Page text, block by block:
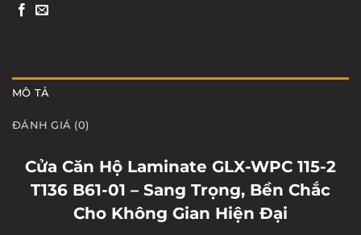
MÔ TẢ
ĐÁNH GIÁ (0)
Cửa Căn Hộ Laminate GLX-WPC 115-2
T136 B61-01 – Sang Trọng, Bền Chắc
Cho Không Gian Hiện Đại